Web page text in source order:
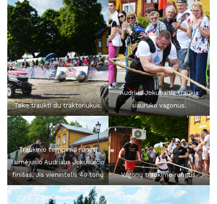
Teko traukti du traktoriukus.
Audrius Jokubaitis traukia
siauruko vagonus.
Traukinio tempimo rungtį
laimėjusio Audriaus Jokubaičio
finišas. Jis vienintelis 40 tonų
sveriantį sąstatą 20 metrų
nutempė per 57,75 min.
Vagonų traukimo rungtis.